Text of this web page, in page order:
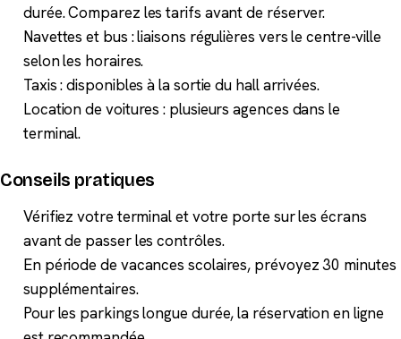
durée. Comparez les tarifs avant de réserver.
Navettes et bus : liaisons régulières vers le centre-ville
selon les horaires.
Taxis : disponibles à la sortie du hall arrivées.
Location de voitures : plusieurs agences dans le
terminal.
Conseils pratiques
Vérifiez votre terminal et votre porte sur les écrans
avant de passer les contrôles.
En période de vacances scolaires, prévoyez 30 minutes
supplémentaires.
Pour les parkings longue durée, la réservation en ligne